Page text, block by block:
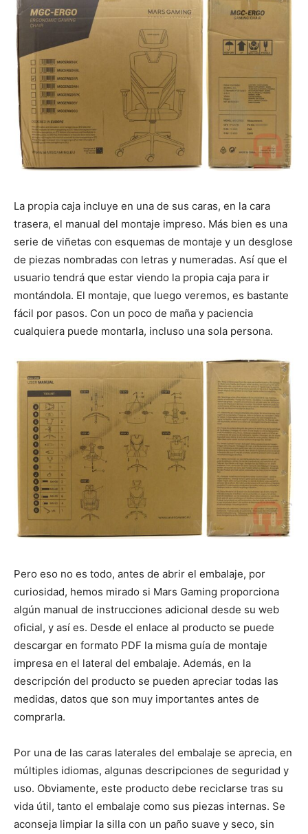
La propia caja incluye en una de sus caras, en la cara
trasera, el manual del montaje impreso. Más bien es una
serie de viñetas con esquemas de montaje y un desglose
de piezas nombradas con letras y numeradas. Así que el
usuario tendrá que estar viendo la propia caja para ir
montándola. El montaje, que luego veremos, es bastante
fácil por pasos. Con un poco de maña y paciencia
cualquiera puede montarla, incluso una sola persona.
Pero eso no es todo, antes de abrir el embalaje, por
curiosidad, hemos mirado si Mars Gaming proporciona
algún manual de instrucciones adicional desde su web
oficial, y así es. Desde el enlace al producto se puede
descargar en formato PDF la misma guía de montaje
impresa en el lateral del embalaje. Además, en la
descripción del producto se pueden apreciar todas las
medidas, datos que son muy importantes antes de
comprarla.
Por una de las caras laterales del embalaje se aprecia, en
múltiples idiomas, algunas descripciones de seguridad y
uso. Obviamente, este producto debe reciclarse tras su
vida útil, tanto el embalaje como sus piezas internas. Se
aconseja limpiar la silla con un paño suave y seco, sin